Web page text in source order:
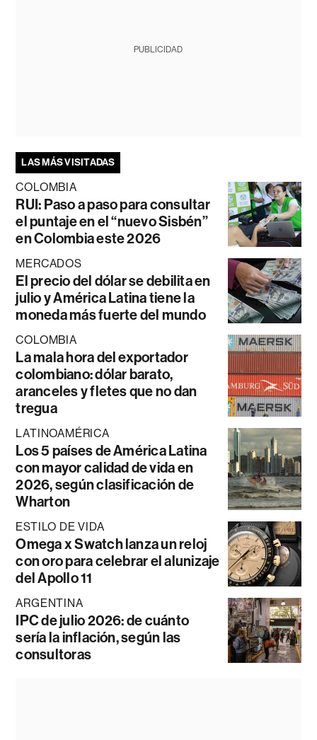
PUBLICIDAD
LAS MÁS VISITADAS
COLOMBIA
RUI: Paso a paso para consultar
el puntaje en el “nuevo Sisbén”
en Colombia este 2026
MERCADOS
El precio del dólar se debilita en
julio y América Latina tiene la
moneda más fuerte del mundo
COLOMBIA
La mala hora del exportador
colombiano: dólar barato,
aranceles y fletes que no dan
tregua
LATINOAMÉRICA
Los 5 países de América Latina
con mayor calidad de vida en
2026, según clasificación de
Wharton
ESTILO DE VIDA
Omega x Swatch lanza un reloj
con oro para celebrar el alunizaje
del Apollo 11
ARGENTINA
IPC de julio 2026: de cuánto
sería la inflación, según las
consultoras